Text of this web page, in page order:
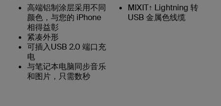
高端铝制涂层采用不同
颜色，与您的 iPhone
相得益彰
紧凑外形
可插入USB 2.0 端口充
电
与笔记本电脑同步音乐
和图片，只需数秒
MIXIT↑ Lightning 转
USB 金属色线缆